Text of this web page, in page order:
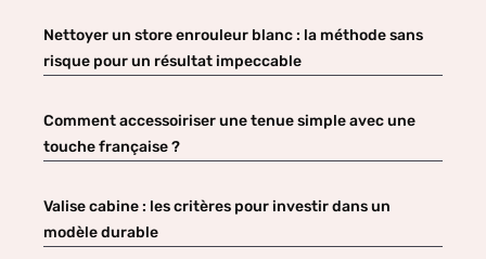
Nettoyer un store enrouleur blanc : la méthode sans
risque pour un résultat impeccable
Comment accessoiriser une tenue simple avec une
touche française ?
Valise cabine : les critères pour investir dans un
modèle durable